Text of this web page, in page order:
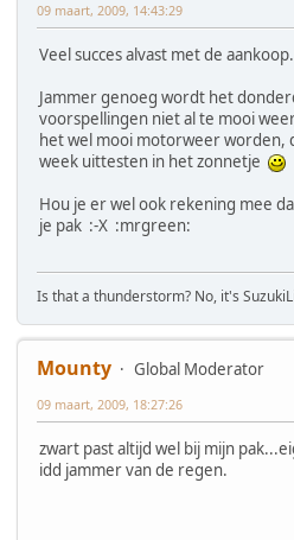
09 maart, 2009, 14:43:29
Veel succes alvast met de aankoop.
Jammer genoeg wordt het
voorspellingen niet al te mooi
het wel mooi motorweer worden,
week uittesten in het zonnetje
Hou je er wel ook rekening mee
je pak :-X :mrgreen:
Is that a thunderstorm? No, it's
Mounty
Global Moderator
09 maart, 2009, 18:27:26
zwart past altijd wel bij mijn
idd jammer van de regen.